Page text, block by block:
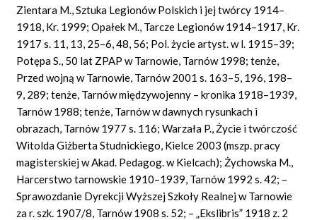
Zientara M., Sztuka Legionów Polskich i jej twórcy 1914–
1918, Kr. 1999; Opałek M., Tarcze Legionów 1914–1917, Kr.
1917 s. 11, 13, 25–6, 48, 56; Pol. życie artyst. w l. 1915–39;
Potępa S., 50 lat ZPAP w Tarnowie, Tarnów 1998; tenże,
Przed wojną w Tarnowie, Tarnów 2001 s. 163–5, 196, 198–
9, 289; tenże, Tarnów międzywojenny – kronika 1918–1939,
Tarnów 1988; tenże, Tarnów w dawnych rysunkach i
obrazach, Tarnów 1977 s. 116; Warzała P., Życie i twórczość
Witolda Giżberta Studnickiego, Kielce 2003 (mszp. pracy
magisterskiej w Akad. Pedagog. w Kielcach); Żychowska M.,
Harcerstwo tarnowskie 1910–1939, Tarnów 1992 s. 42; –
Sprawozdanie Dyrekcji Wyższej Szkoły Realnej w Tarnowie
za r. szk. 1907/8, Tarnów 1908 s. 52; – „Ekslibris” 1918 z. 2